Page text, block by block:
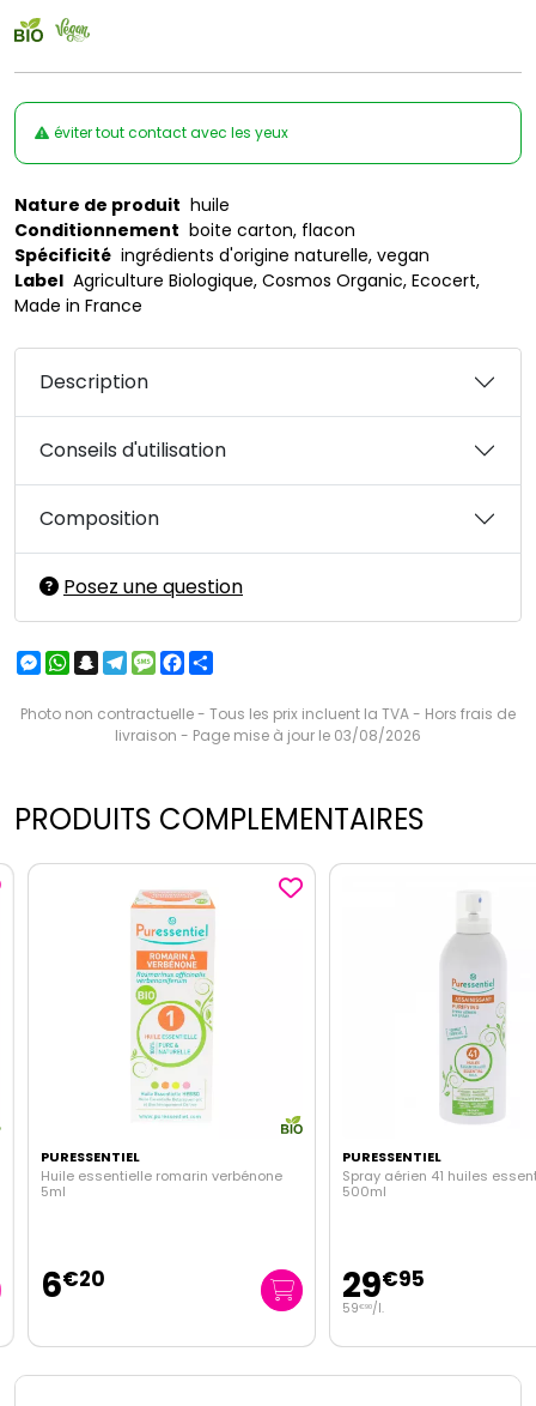
éviter tout contact avec les yeux
Nature de produit huile
Conditionnement boite carton, flacon
Spécificité ingrédients d'origine naturelle, vegan
Label Agriculture Biologique, Cosmos Organic, Ecocert,
Made in France
Description
Conseils d'utilisation
Composition
Posez une question
Messenger
WhatsApp
Snapchat
Telegram
MessageFacebook
Photo non contractuelle - Tous les prix incluent la TVA - Hors frais de
livraison - Page mise à jour le 03/08/2026
PRODUITS COMPLEMENTAIRES
PURESSENTIEL
Huile essentielle romarin verbénone
5ml
6€20
PURESSENTIEL
Spray aérien 41 huiles
500ml
29€95
59 €90/l.